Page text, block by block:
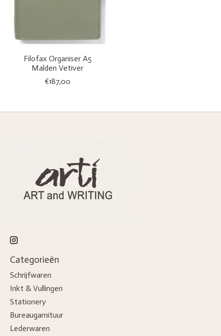
Filofax Organiser A5
Malden Vetiver
€187,00
Categorieën
Schrijfwaren
Inkt & Vullingen
Stationery
Bureaugarnituur
Lederwaren